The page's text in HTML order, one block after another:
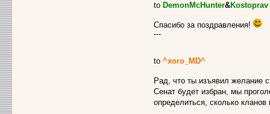
to DemonMcHunter&Kostoprav
Спасибо за поздравления!
---
to ^xoro_MD^
Рад, что ты изъявил желание
Сенат будет избран, мы
определиться, сколько